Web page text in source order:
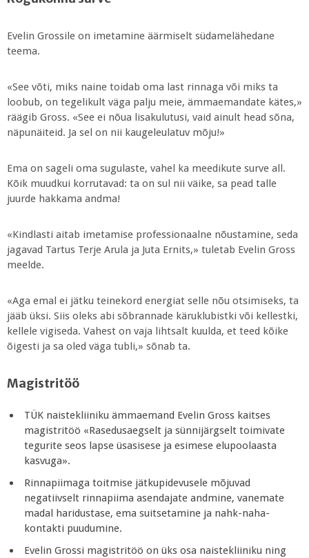
Evelin Grossile on imetamine äärmiselt südamelähedane
teema.
«See võti, miks naine toidab oma last rinnaga või miks ta
loobub, on tegelikult väga palju meie, ämmaemandate kätes,»
räägib Gross. «See ei nõua lisakulutusi, vaid ainult head sõna,
näpunäiteid. Ja sel on nii kaugeleulatuv mõju!»
Ema on sageli oma sugulaste, vahel ka meedikute surve all.
Kõik muudkui korrutavad: ta on sul nii väike, sa pead talle
juurde hakkama andma!
«Kindlasti aitab imetamise professionaalne nõustamine, seda
jagavad Tartus Terje Arula ja Juta Ernits,» tuletab Evelin Gross
meelde.
«Aga emal ei jätku teinekord energiat selle nõu otsimiseks, ta
jääb üksi. Siis oleks abi sõbrannade käruklubistki või kellestki,
kellele vigiseda. Vahest on vaja lihtsalt kuulda, et teed kõike
õigesti ja sa oled väga tubli,» sõnab ta.
Magistritöö
TÜK naistekliiniku ämmaemand Evelin Gross kaitses
magistritöö «Rasedusaegselt ja sünnijärgselt toimivate
tegurite seos lapse üsasisese ja esimese elupoolaasta
kasvuga».
Rinnapiimaga toitmise jätkupidevusele mõjuvad
negatiivselt rinnapiima asendajate andmine, vanemate
madal haridustase, ema suitsetamine ja nahk-naha-
kontakti puudumine.
Evelin Grossi magistritöö on üks osa naistekliiniku ning